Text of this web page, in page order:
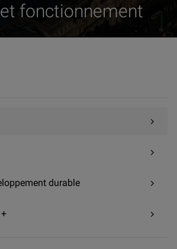
fonctionnement
durable